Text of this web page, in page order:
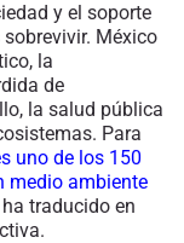
y el soporte
México
la
de
la salud pública
Para
uno de los 150
medio ambiente
traducido en